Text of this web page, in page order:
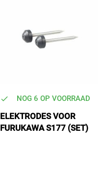
NOG 6 OP VOORRAAD
ELEKTRODES VOOR
FURUKAWA S177 (SET)